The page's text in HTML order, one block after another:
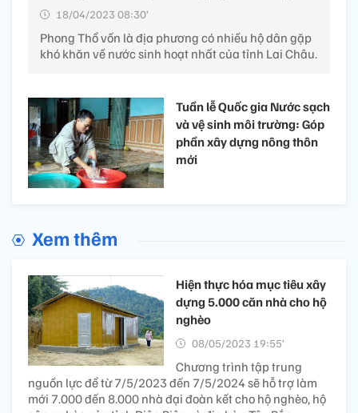
18/04/2023 08:30’
Phong Thổ vốn là địa phương có nhiều hộ dân gặp
khó khăn về nước sinh hoạt nhất của tỉnh Lai Châu.
Tuần lễ Quốc gia Nước sạch
và vệ sinh môi trường: Góp
phần xây dựng nông thôn
mới
Xem thêm
Hiện thực hóa mục tiêu xây
dựng 5.000 căn nhà cho hộ
nghèo
08/05/2023 19:55’
Chương trình tập trung
nguồn lực để từ 7/5/2023 đến 7/5/2024 sẽ hỗ trợ làm
mới 7.000 đến 8.000 nhà đại đoàn kết cho hộ nghèo, hộ